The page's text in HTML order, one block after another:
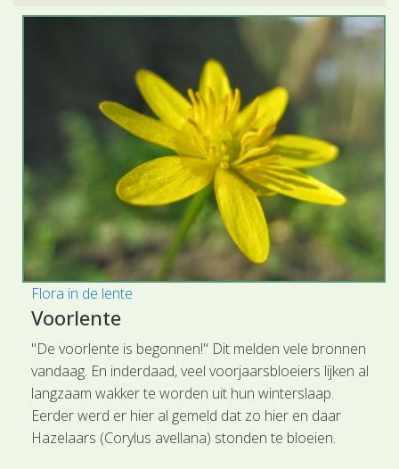
Flora in de lente
Voorlente
"De voorlente is begonnen!" Dit melden vele bronnen
vandaag. En inderdaad, veel voorjaarsbloeiers lijken al
langzaam wakker te worden uit hun winterslaap.
Eerder werd er hier al gemeld dat zo hier en daar
Hazelaars (Corylus avellana) stonden te bloeien.